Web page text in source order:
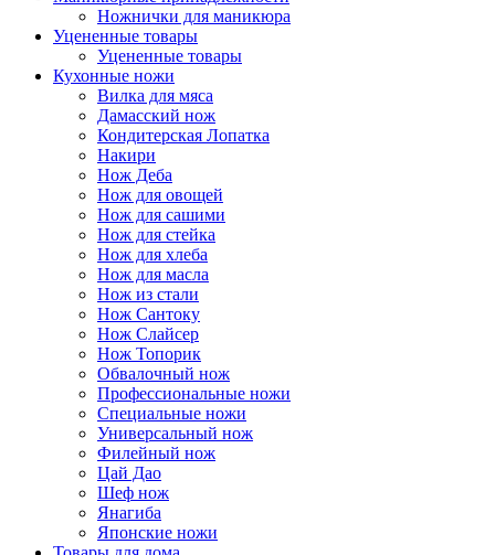
Ножнички для маникюра
Уцененные товары
Уцененные товары
Кухонные ножи
Вилка для мяса
Дамасский нож
Кондитерская Лопатка
Накири
Нож Деба
Нож для овощей
Нож для сашими
Нож для стейка
Нож для хлеба
Нож для масла
Нож из стали
Нож Сантоку
Нож Слайсер
Нож Топорик
Обвалочный нож
Профессиональные ножи
Специальные ножи
Универсальный нож
Филейный нож
Цай Дао
Шеф нож
Янагиба
Японские ножи